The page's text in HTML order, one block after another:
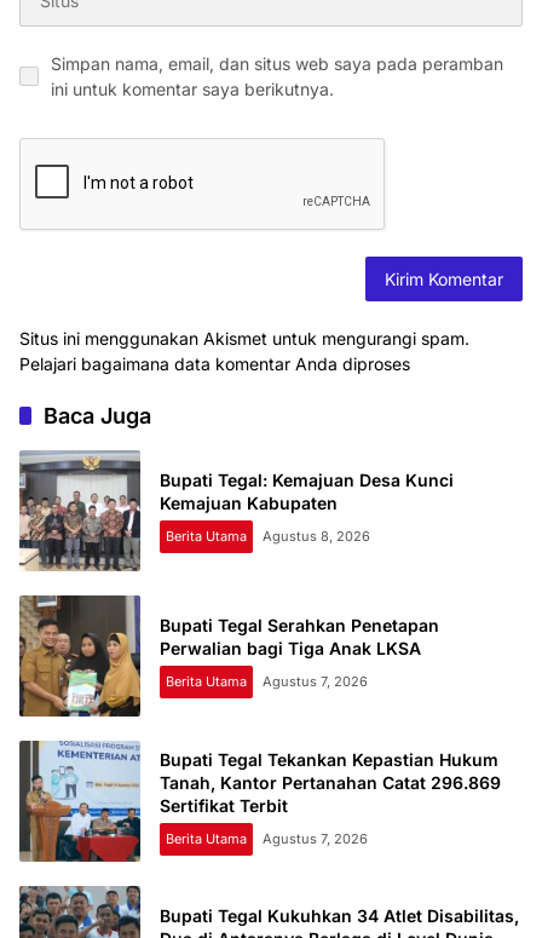
Simpan nama, email, dan situs web saya pada peramban
ini untuk komentar saya berikutnya.
Situs ini menggunakan Akismet untuk mengurangi spam.
Pelajari bagaimana data komentar Anda diproses
Baca Juga
Bupati Tegal: Kemajuan Desa Kunci
Kemajuan Kabupaten
Berita Utama Agustus 8, 2026
Bupati Tegal Serahkan Penetapan
Perwalian bagi Tiga Anak LKSA
Berita Utama Agustus 7, 2026
Bupati Tegal Tekankan Kepastian Hukum
Tanah, Kantor Pertanahan Catat 296.869
Sertifikat Terbit
Berita Utama Agustus 7, 2026
Bupati Tegal Kukuhkan 34 Atlet Disabilitas,